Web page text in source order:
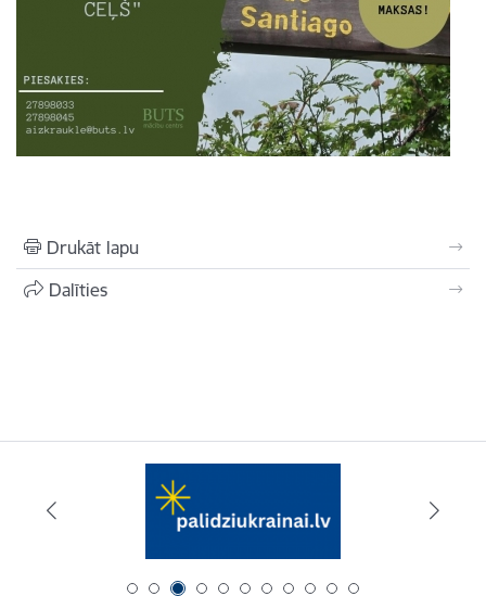
Drukāt lapu
Dalīties